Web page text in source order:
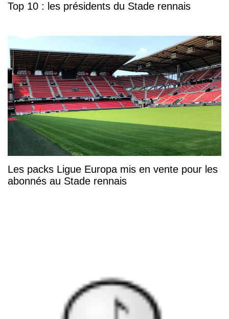
Top 10 : les présidents du Stade rennais
Les packs Ligue Europa mis en vente pour les
abonnés au Stade rennais